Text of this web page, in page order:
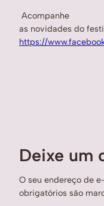
Acompanhe
as novidades do
https://
Deixe um
O seu endereço de
obrigatórios são